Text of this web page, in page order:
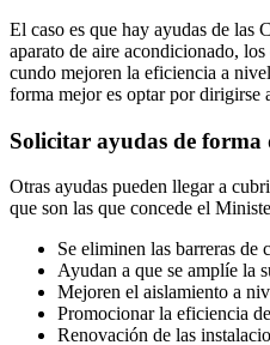
El caso es que hay ayudas de las
aparato de aire acondicionado,
cundo mejoren la eficiencia a
forma mejor es optar por dirigirse
Solicitar ayudas de
Otras ayudas pueden llegar a
que son las que concede el
Se eliminen las barreras de
Ayudan a que se amplíe la
Mejoren el aislamiento a
Promocionar la eficiencia
Renovación de las